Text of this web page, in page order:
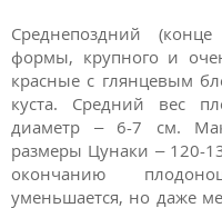
Среднепоздний
формы, крупного и
красные с глянцевым
куста. Средний вес
диаметр – 6-7 см.
размеры Цунаки – 120-
окончанию
уменьшается, но даже